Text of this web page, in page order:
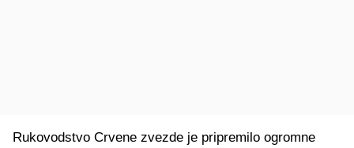
Rukovodstvo Crvene zvezde je pripremilo ogromne